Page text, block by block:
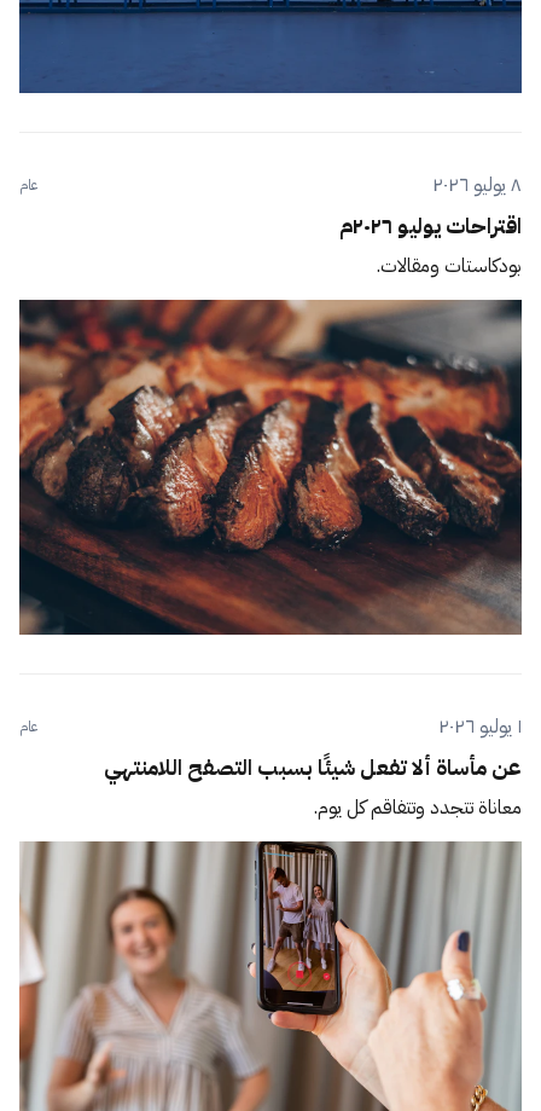
٨ يوليو ٢٠٢٦ عام
اقتراحات يوليو ٢٠٢٦م
بودكاستات ومقالات.
١ يوليو ٢٠٢٦ عام
عن مأساة ألا تفعل شيئًا بسبب التصفح اللامنتهي
معاناة تتجدد وتتفاقم كل يوم.